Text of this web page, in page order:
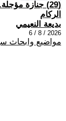
(29) جنازة
الركام
بديعة النعيمي
2026 / 8 / 6
مواضيع وابحاث